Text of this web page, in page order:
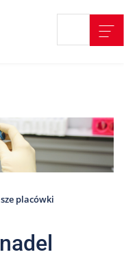
placówki